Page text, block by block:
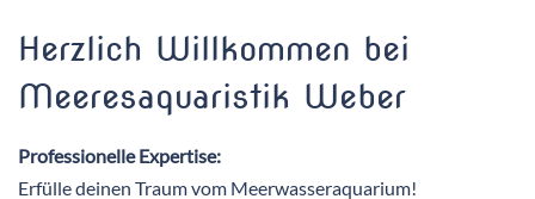
Herzlich Willkommen bei
Meeresaquaristik Weber
Professionelle Expertise:
Erfülle deinen Traum vom Meerwasseraquarium!